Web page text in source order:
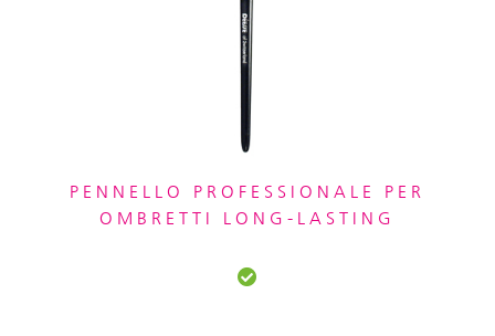
PENNELLO PROFESSIONALE PER
OMBRETTI LONG-LASTING